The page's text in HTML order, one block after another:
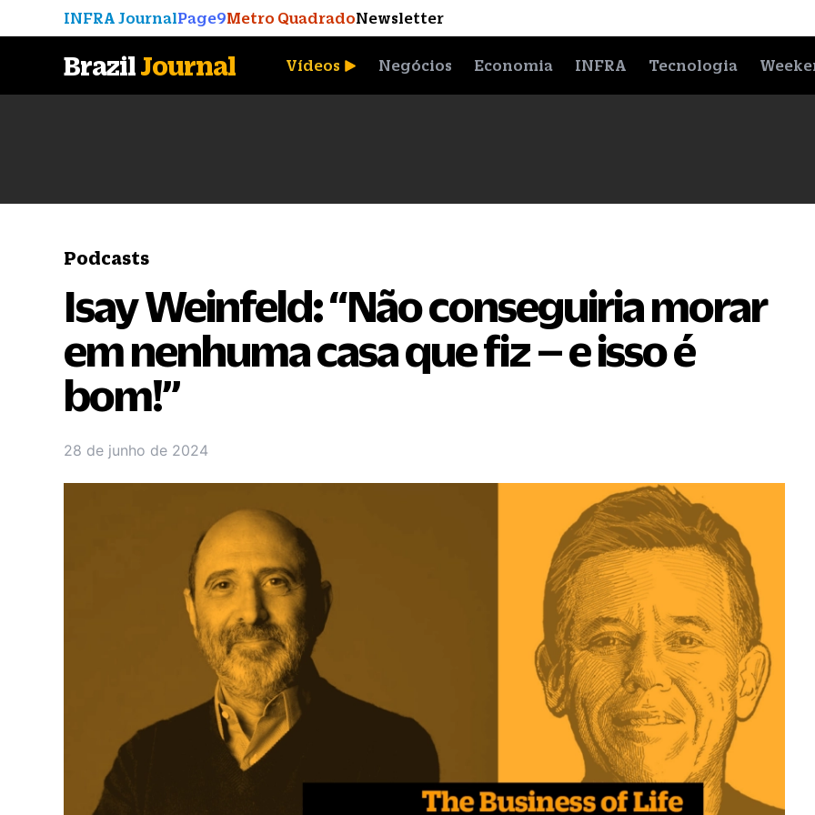
INFRA JournalPage9Metro QuadradoNewsletter
BrazilJournal Vídeos Negócios Economia INFRA Tecnologia
Podcasts
Isay Weinfeld: “Não conseguiria morar
em nenhuma casa que fiz – e isso é
bom!”
28 de junho de 2024